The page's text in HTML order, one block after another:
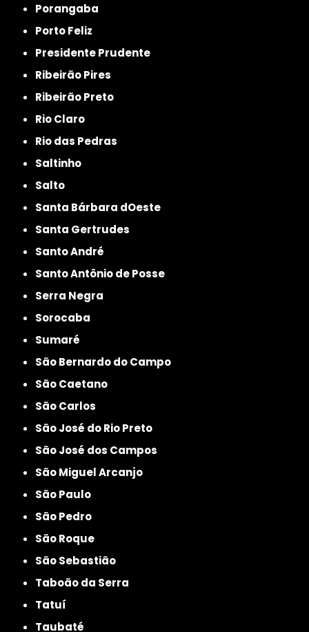
Porangaba
Porto Feliz
Presidente Prudente
Ribeirão Pires
Ribeirão Preto
Rio Claro
Rio das Pedras
Saltinho
Salto
Santa Bárbara dOeste
Santa Gertrudes
Santo André
Santo Antônio de Posse
Serra Negra
Sorocaba
Sumaré
São Bernardo do Campo
São Caetano
São Carlos
São José do Rio Preto
São José dos Campos
São Miguel Arcanjo
São Paulo
São Pedro
São Roque
São Sebastião
Taboão da Serra
Tatuí
Taubaté